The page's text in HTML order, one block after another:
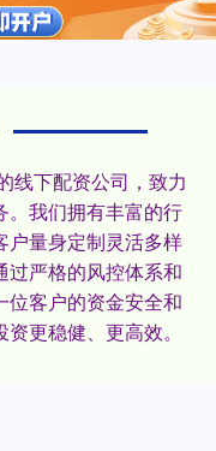
线下配资公司，致力
。我们拥有丰富的行
户量身定制灵活多样
过严格的风控体系和
位客户的资金安全和
更稳健、更高效。